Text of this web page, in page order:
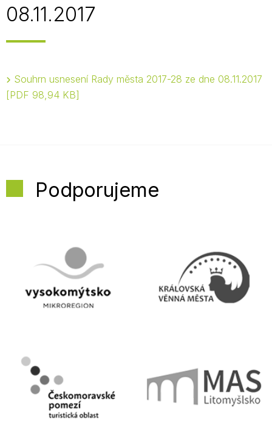
08.11.2017
Souhrn usnesení Rady města 2017-28 ze dne 08.11.2017
PDF 98,94 KB
Podporujeme